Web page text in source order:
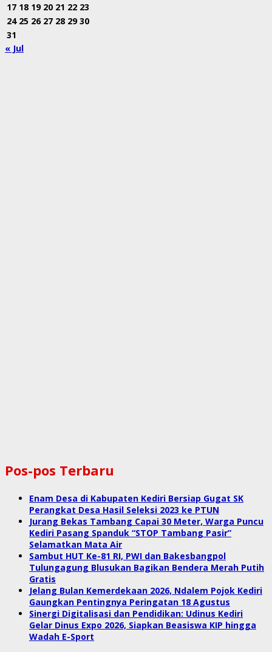
17 18 19 20 21 22 23
24 25 26 27 28 29 30
31
« Jul
Pos-pos Terbaru
Enam Desa di Kabupaten Kediri Bersiap Gugat SK
Perangkat Desa Hasil Seleksi 2023 ke PTUN
Jurang Bekas Tambang Capai 30 Meter, Warga Puncu
Kediri Pasang Spanduk “STOP Tambang Pasir”
Selamatkan Mata Air
Sambut HUT Ke-81 RI, PWI dan Bakesbangpol
Tulungagung Blusukan Bagikan Bendera Merah Putih
Gratis
Jelang Bulan Kemerdekaan 2026, Ndalem Pojok Kediri
Gaungkan Pentingnya Peringatan 18 Agustus
Sinergi Digitalisasi dan Pendidikan: Udinus Kediri
Gelar Dinus Expo 2026, Siapkan Beasiswa KIP hingga
Wadah E-Sport